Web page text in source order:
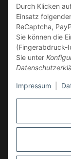
Durch Klicken
Einsatz
ReCaptcha,
Sie können die
(Fingerabdruck-
Sie unter
Impressum
Kauf auf Rechnung
VERSAND